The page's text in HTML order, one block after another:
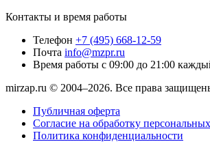
Контакты и время работы
Телефон +7 (495) 668-12-59
Почта info@mzpr.ru
Время работы с 09:00 до 21:00
mirzap.ru © 2004–2026. Все права
Публичная оферта
Согласие на обработку
Политика конфиденциальности